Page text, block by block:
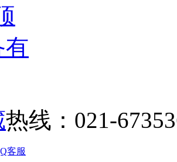
热线：021-
客服